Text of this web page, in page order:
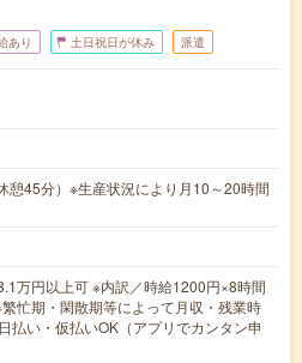
あり 土日祝日が休み 派遣
憩45分）※生産状況により月10～20時間
万円以上可 ※内訳／時給1200円×8時間
忙期・閑散期等によって月収・残業時
払い・仮払いOK（アプリでカンタン申